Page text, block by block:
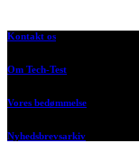
Kontakt os
Om Tech-Test
Vores bedømmelse
Nyhedsbrevsarkiv